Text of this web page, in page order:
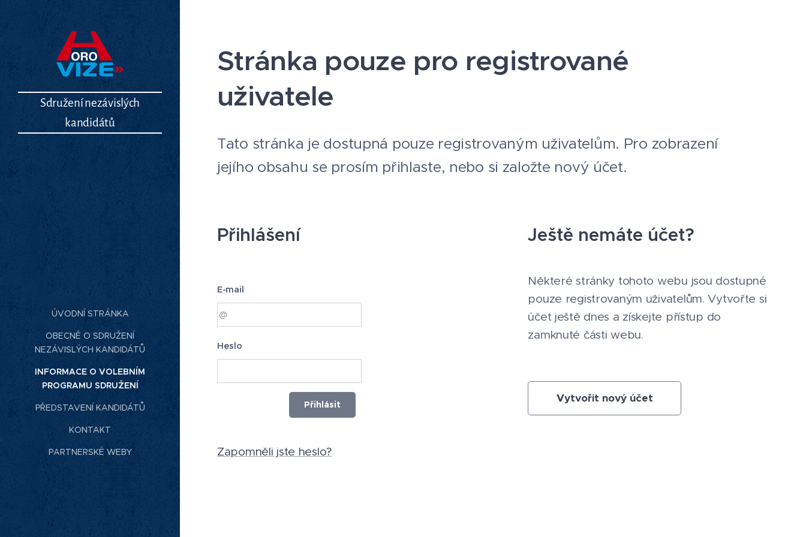
Sdružení nezávislých
kandidátů
ÚVODNÍ STRÁNKA
OBECNĚ O SDRUŽENÍ
NEZÁVISLÝCH KANDIDÁTŮ
INFORMACE O VOLEBNÍM
PROGRAMU SDRUŽENÍ
PŘEDSTAVENÍ KANDIDÁTŮ
KONTAKT
PARTNERSKÉ WEBY
Stránka pouze pro registrované
uživatele
Tato stránka je dostupná pouze registrovaným uživatelům. Pro zobrazení
jejího obsahu se prosím přihlaste, nebo si založte nový účet.
Přihlášení
E-mail
Heslo
Přihlásit
Zapomněli jste heslo?
Ještě nemáte účet?
Některé stránky tohoto webu jsou dostupné
pouze registrovaným uživatelům. Vytvořte si
účet ještě dnes a získejte přístup do
zamknuté části webu.
Vytvořit nový účet